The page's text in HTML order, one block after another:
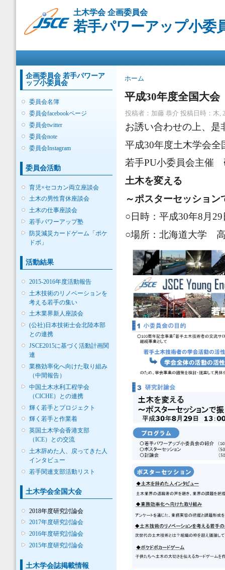
ン
コ
土木学会 企画委員会
若手パワーアップ小委
企画委員会 若手パワーア
ップ小委員会
委員会名簿
委員会facebookページ
委員会twitter
委員会note
委員会Instagram
委員会活動
育児×セコカン両立座談会
土木の男性育休座談会
土木の仕事座談会
若手パワーアップ塾
防災減災カードゲーム「ポケ
ドボ」
活動結果
2015-2016年度活動報告
土木技術のリノベーションを
考える若手の集い
土木業界新人座談会
(公社)日本技術士会北陸本部
との連携
JSCE2015に基づく活動計画関
連
業務効率化へ向けた取り組み
（中間報告）
中国土木水利工程学会
（CICHE）との連携
輝く若手とプロジェクト
輝く若手と作業着
英国土木学会香港支部
（ICE）との交流
土木辞めた人、戻ってきた人
インタビュー
若手関連支部活動リスト
土木学会全国大会
2018年度研究討論会
2017年度研究討論会
2016年度研究討論会
2015年度研究討論会
土木学会誌掲載情報
現在地
ホーム
平成30年度全国大
投稿者： 加藤 恭介 投稿日時：木,
お誘い合わせの上、是
平成30年度土木学会全
若手PU小委員会主催
土木を変える
～ポスターセッショ
○日時：平成30年8月
○場所：北海道大学